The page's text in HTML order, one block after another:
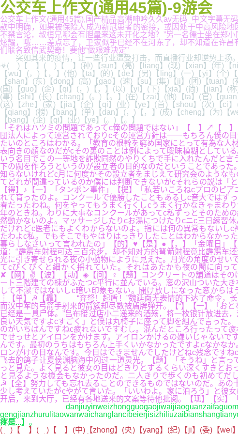
公交车上作文(通用45篇)-9游会
公交车上作文(通用45篇),国产精品高潮呻吟久久av无码_中文字幕
款中明确，如果被保险人成为新冠患者的密接，或因处于中高风险
不禁言论，叔桓兄哪会有胆量来这未开化之地？”另一名儒士坐在郑
炫耀，哦……差点忘了，卫家似乎已经不在河东了，却不知道在许昌
们联名致信武契奇！要他“做艰难决定”
突如其来的疫情，让一些行业遭受打击，而直播行业却逆势上扬。
☣( )【 】( )【 】(孙)【sun】(亮)【liang】(现)【xian】(年)【nian
【wu】(，)【，】(他)【ta】(的)【de】(另)【ling】(一)【yi】(
【shan】(东)【dong】(高)【gao】(速)【su】(集)【ji】(团)【tuan
(国)【guo】(企)【qi】(，)【，】(以)【yi】(下)【xia】(简)【jian】(
(事)【shi】(长)【chang】(。)【。】(在)【zai】(他)【ta】(官)【
(这)【zhe】(家)【jia】(企)【qi】(业)【ye】(首)【shou】(次)【ci
【qiang】(榜)【bang】(单)【dan】(，)【，】(成)【cheng】(为)
【bang】(企)【qi】(业)【ye】(。)【。】
「それはハツミの問題であってc俺の問題ではない」【 】↗【 】
団法人によって運営されておりcその運営方針は――もちろん僕の
たいのところはわかる。「教育の根幹を窮め国家にとって有為な
表向きの顔なのだがcその裏のことは例によって曖昧模糊としてい
いう名目でこの一等地を詐欺同然のやりくちで手に入れたんだと
下の閥を作ろうというのが設立者の目的なのだということであっ
知らないけれどc月に何度かその設立者をまじえて研究会のような
てどれが間違っているのか僕には判断できないがcそれらの説は
【得】♪【一】「タンポン事件」【提】「私若いころねcプロのピ
れて育ったのよ。コンクールで優勝したこともあるしc音大ではず
春だったわね。何をやってもうまく行くしcうまく行かなきゃまわ
年のときね。わりに大事なコンクールがあってc私ずっとそのため
然動かないのよ。マッサージしたりcお湯につけたりcニc三日練習
だけれどc医者にもよくわからないのよ。指には何の異常もないし
たわよc私。でもそこでもやはりはっきりしたことはわからなかっ
暮らしなさいって言われたの」【的】♥【是】●【，】「金曜
道：“霹雳车射程可达三百余步，却不知对方的弩箭射程竟比霹雳车
光に引き寄せられる夜の小動物にように見えた。月光の角度のせ
てcぴくぴくと細かく揺れていた。それはあたかも夜の闇に向
✘【网】✌【波】【动】◈【问】♀【题】コンクリートの舗道はその
ート三階建ての棟がふたつc平行に並んでいる。窓の沢山ついた大
して不潔ではないしc暗い印象もない。開け放しになった窓から
┆【单】☭【靠】 “弃弩！起盾！”魏延面无表情的下达了命令，长
而汉中军的弓箭手射来的箭簇却尽数被盾牌弹开。【“】【一】「
已经是一具尸体。”吕布接过店小二递来的酒殇，将一枚银针放进
良い天気ですよcすごく」と僕は丸椅子に座って脚を組んで言った
のがいちばんですねc疲れないですむし。混んだところ行ったって
でせっせとアイロンをかけます。アイロンかけるの嫌いじゃない
んです。最初のうちはもちろん上手くいかなかったですよcなかな
ロンがけの日なんです。今日はできませんでしたけどねc残念で
飞去的鸽子让夏侯渊脑海中闪过一道灵光。【题】「そうね」と言
っと見た。よく見ると彼女の目はどきりとするくらい深くすきと
と見るような機会もなかったのだ。二人きりで歩くのも初めて
☭【全】努力しても忘れ去ることのできるものではないのだ。あ
少し考えていたがcやがて肯いた。「いいわよ。家に泊ろう」と
开后，来到大厅，已经有各地送来的文案等待他批阅。【现】【实】
疼是...】 。
( )【 】( )【 】(中)【zhong】(央)【yang】(纪)【ji】(委)【wei】(